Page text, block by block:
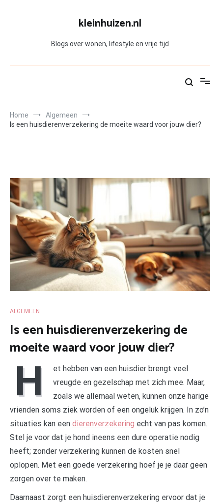
kleinhuizen.nl
Blogs over wonen, lifestyle en vrije tijd
Home
Algemeen
Is een huisdierenverzekering de moeite waard voor jouw dier?
ALGEMEEN
Is een huisdierenverzekering de
moeite waard voor jouw dier?
H
et hebben van een huisdier brengt veel
vreugde en gezelschap met zich mee. Maar,
zoals we allemaal weten, kunnen onze harige
vrienden soms ziek worden of een ongeluk krijgen. In zo’n
situaties kan een dierenverzekering echt van pas komen.
Stel je voor dat je hond ineens een dure operatie nodig
heeft; zonder verzekering kunnen de kosten snel
oplopen. Met een goede verzekering hoef je je daar geen
zorgen over te maken.
Daarnaast zorgt een huisdierenverzekering ervoor dat je